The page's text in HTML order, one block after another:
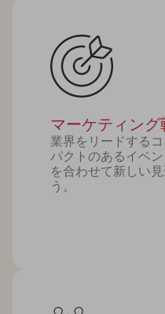
マーケティング
業界をリードする
パクトのあるイベ
を合わせて新しい
う。